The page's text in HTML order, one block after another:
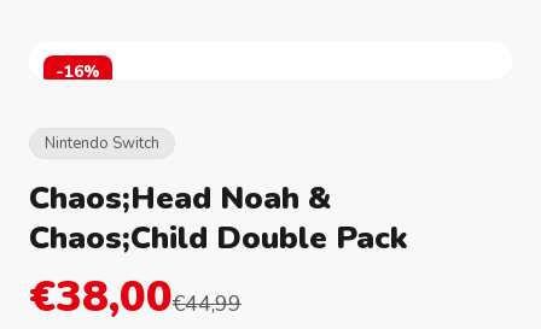
-16%
Nintendo Switch
Chaos;Head Noah &
Chaos;Child Double Pack
€38,00€44,99